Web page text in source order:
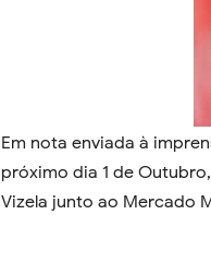
Em nota enviada à
próximo dia 1 de
Vizela junto ao Mercado